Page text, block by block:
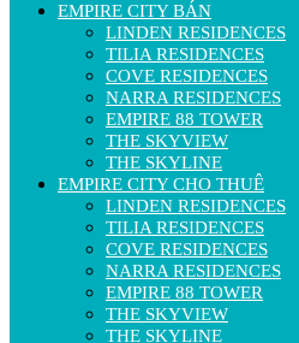
EMPIRE CITY BÁN
LINDEN RESIDENCES
TILIA RESIDENCES
COVE RESIDENCES
NARRA RESIDENCES
EMPIRE 88 TOWER
THE SKYVIEW
THE SKYLINE
EMPIRE CITY CHO THUÊ
LINDEN RESIDENCES
TILIA RESIDENCES
COVE RESIDENCES
NARRA RESIDENCES
EMPIRE 88 TOWER
THE SKYVIEW
THE SKYLINE